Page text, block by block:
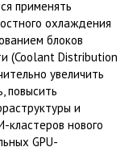
применять
охлаждения
блоков
(Coolant Distribution
увеличить
повысить
и
нового
GPU-